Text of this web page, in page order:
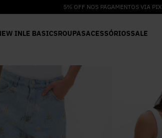
5% OFF NOS PAGAMENTOS VIA PIX
INLE BASICSROUPASACESSÓRIOSSALE